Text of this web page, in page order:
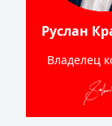
Руслан
Владелец